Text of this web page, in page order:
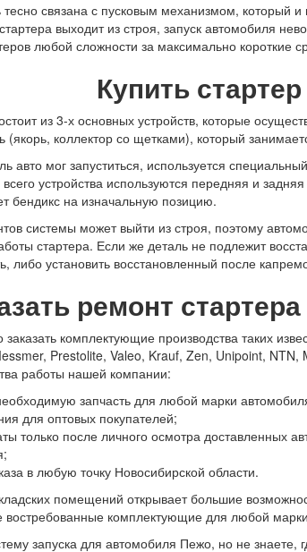
тесно связана с пусковым механизмом, который
выходит из строя, запуск автомобиля
любой сложности за максимально короткие
Купить
из 3-х основных устройств, которые
(якорь, коллектор со щетками), который
авто мог запуститься, используется
устройства используются передняя и задняя
бендикс на изначальную позицию.
системы может выйти из строя, поэтому
стартера. Если же деталь не подлежит
либо установить восстановленный после
ремонт
комплектующие производства таких
Prestolite, Valeo, Krauf, Zen, Unipoint,
работы нашей компании:
запчасть для любой марки
для оптовых покупателей;
только после личного осмотра доставленных
в любую точку Новосибирской области.
помещений открывает большие
комплектующие для любой
запуска для автомобиля Пежо, но не